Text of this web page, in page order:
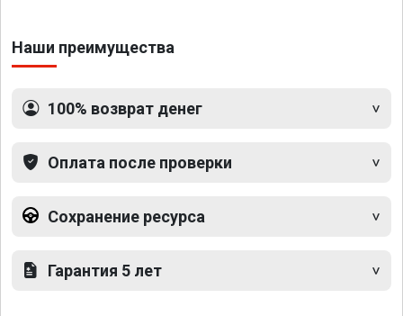
Наши преимущества
100% возврат денег
Оплата после проверки
Сохранение ресурса
Гарантия 5 лет